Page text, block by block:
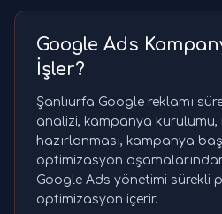
Google Ads
İşler?
Şanlıurfa Google reklamı
analizi, kampanya kurulumu,
hazırlanması, kampanya
optimizasyon
Google Ads yönetimi sürekli
optimizasyon içerir.